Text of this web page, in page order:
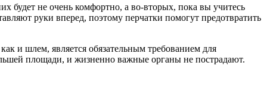
будет не очень комфортно, а во-вторых, пока вы учитесь
руки вперед, поэтому перчатки помогут предотвратить
и шлем, является обязательным требованием для
площади, и жизненно важные органы не пострадают.